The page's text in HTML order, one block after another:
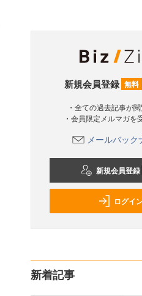
新規会員登録 無料
・全ての過去記事が
・会員限定メルマガを
メールバック
新規会員登録
ログイ
新着記事